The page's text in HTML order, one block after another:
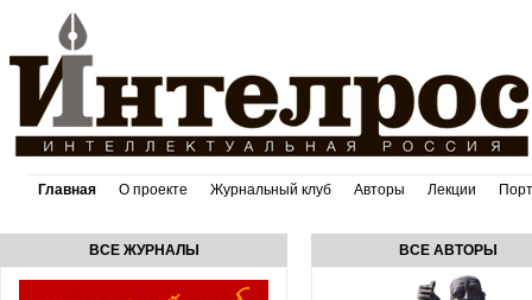
Главная О проекте Журнальный клуб Авторы Лекции
ВСЕ ЖУРНАЛЫ ВСЕ АВТОРЫ